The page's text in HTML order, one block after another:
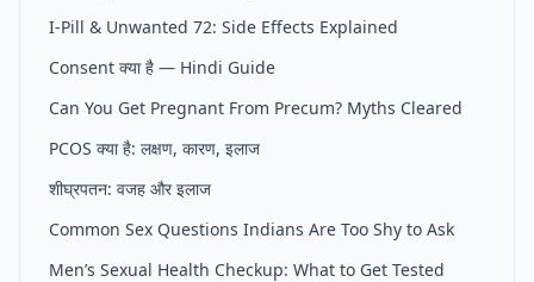
I-Pill & Unwanted 72: Side Effects Explained
Consent क्या है — Hindi Guide
Can You Get Pregnant From Precum? Myths Cleared
PCOS क्या है: लक्षण, कारण, इलाज
शीघ्रपतन: वजह और इलाज
Common Sex Questions Indians Are Too Shy to Ask
Men’s Sexual Health Checkup: What to Get Tested